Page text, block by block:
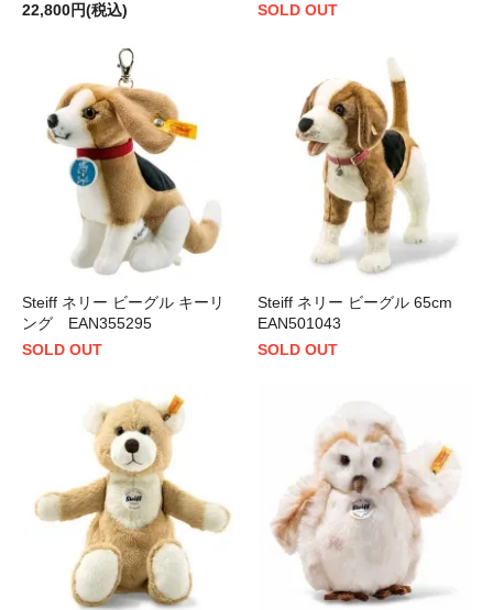
22,800円(税込)
SOLD OUT
Steiff ネリー ビーグル キーリ
ング EAN355295
SOLD OUT
Steiff ネリー ビーグル 65cm
EAN501043
SOLD OUT